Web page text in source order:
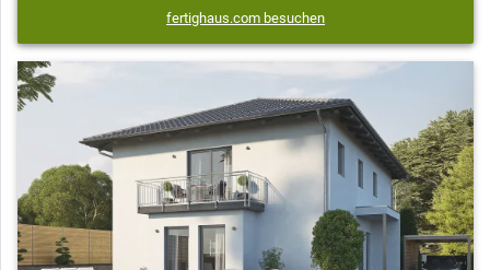
fertighaus.com besuchen